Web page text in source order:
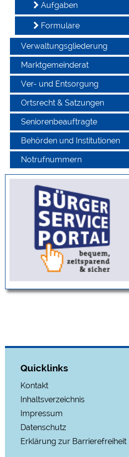
Aufgaben
Formulare
Verwaltungsgliederung
Marktgemeinderat
Ver- und Entsorgung
Ortsrecht & Satzungen
Seniorenbeauftragte
Behörden und Institutionen
Notrufnummern
Quicklinks
Kontakt
Inhaltsverzeichnis
Impressum
Datenschutz
Erklärung zur Barrierefreiheit